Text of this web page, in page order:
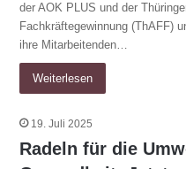
der AOK PLUS und der
Fachkräftegewinnung (ThAFF)
ihre Mitarbeitenden…
Weiterlesen
19. Juli 2025
Radeln für die